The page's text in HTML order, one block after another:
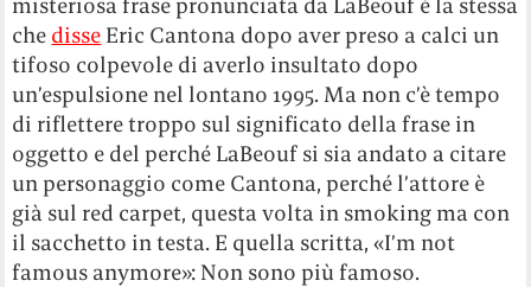
che disse Eric Cantona dopo aver preso a calci un
tifoso colpevole di averlo insultato dopo
un’espulsione nel lontano 1995. Ma non c’è tempo
di riflettere troppo sul significato della frase in
oggetto e del perché LaBeouf si sia andato a citare
un personaggio come Cantona, perché l’attore è
già sul red carpet, questa volta in smoking ma con
il sacchetto in testa. E quella scritta, «I’m not
famous anymore»: Non sono più famoso.